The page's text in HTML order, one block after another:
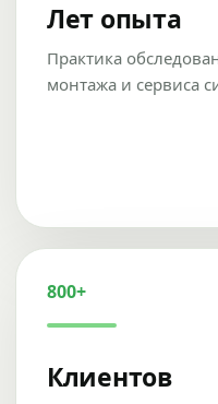
Лет опыта
Практика
монтажа и сервиса
800+
Клиентов